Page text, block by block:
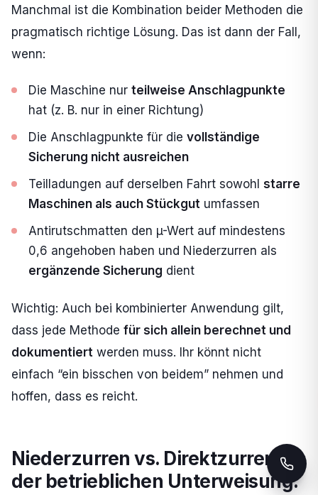
Manchmal ist die Kombination beider Methoden die
pragmatisch richtige Lösung. Das ist dann der Fall,
wenn:
Die Maschine nur teilweise Anschlagpunkte
hat (z. B. nur in einer Richtung)
Die Anschlagpunkte für die vollständige
Sicherung nicht ausreichen
Teilladungen auf derselben Fahrt sowohl starre
Maschinen als auch Stückgut umfassen
Antirutschmatten den µ-Wert auf mindestens
0,6 angehoben haben und Niederzurren als
ergänzende Sicherung dient
Wichtig: Auch bei kombinierter Anwendung gilt,
dass jede Methode für sich allein berechnet und
dokumentiert werden muss. Ihr könnt nicht
einfach “ein bisschen von beidem” nehmen und
hoffen, dass es reicht.
Niederzurren vs. Direktzurren in
der betrieblichen Unterweisung: